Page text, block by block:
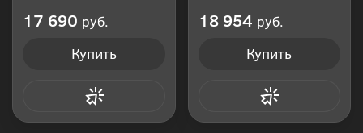
17 690 руб.
Купить
18 954 руб.
Купить